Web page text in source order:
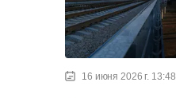
16 июня 2026 г. 13:48